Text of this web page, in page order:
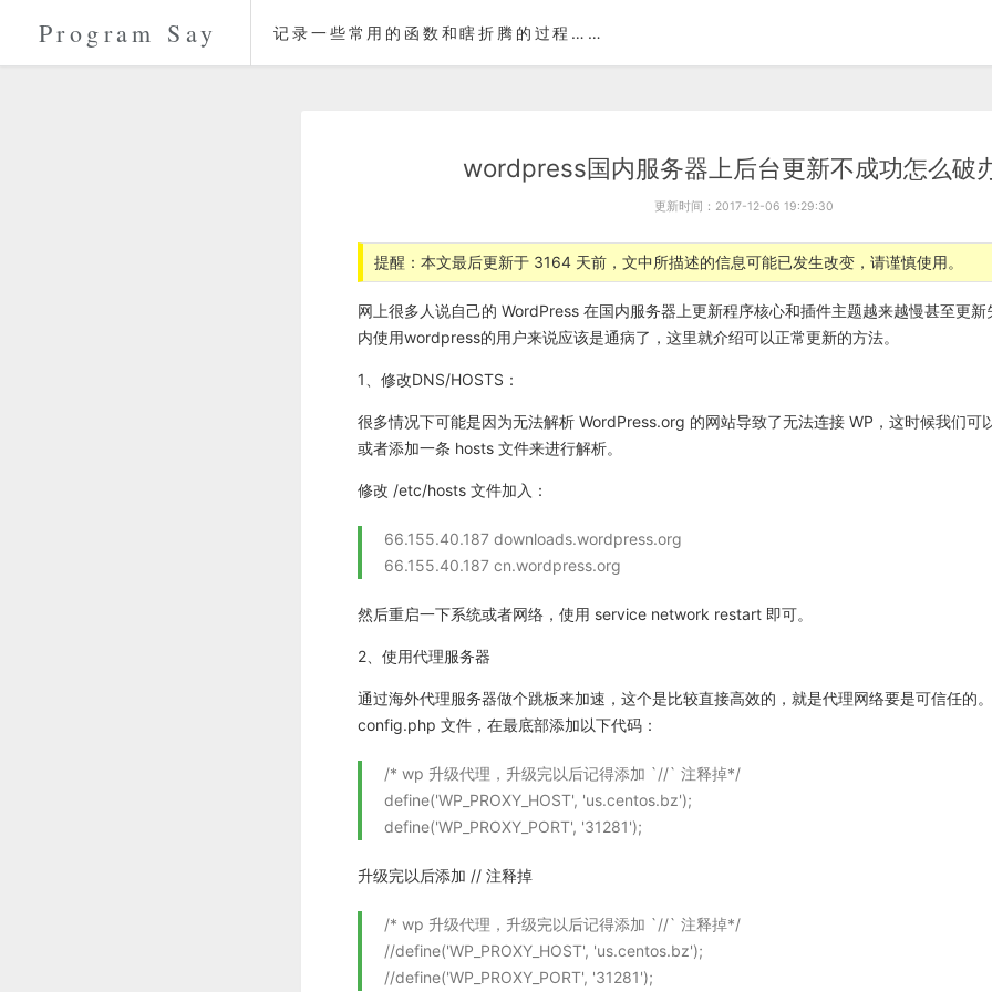
Program Say 记录一些常用的函数和瞎折腾的过程……
wordpress国内服务器上后台更新不成功怎么破
更新时间：2017-12-06 19:29:30
提醒：本文最后更新于 3164 天前，文中所描述的信息可能已发生改变，请谨慎使用。
网上很多人说自己的 WordPress 在国内服务器上更新程序核心和插件主题越来越慢甚至更新
内使用wordpress的用户来说应该是通病了，这里就介绍可以正常更新的方法。
1、修改DNS/HOSTS：
很多情况下可能是因为无法解析 WordPress.org 的网站导致了无法连接 WP，这时候我们可
或者添加一条 hosts 文件来进行解析。
修改 /etc/hosts 文件加入：
66.155.40.187 downloads.wordpress.org
66.155.40.187 cn.wordpress.org
然后重启一下系统或者网络，使用 service network restart 即可。
2、使用代理服务器
通过海外代理服务器做个跳板来加速，这个是比较直接高效的，就是代理网络要是可信任的
config.php 文件，在最底部添加以下代码：
/* wp 升级代理，升级完以后记得添加 `//` 注释掉*/
define('WP_PROXY_HOST', 'us.centos.bz');
define('WP_PROXY_PORT', '31281');
升级完以后添加 // 注释掉
/* wp 升级代理，升级完以后记得添加 `//` 注释掉*/
//define('WP_PROXY_HOST', 'us.centos.bz');
//define('WP_PROXY_PORT', '31281');